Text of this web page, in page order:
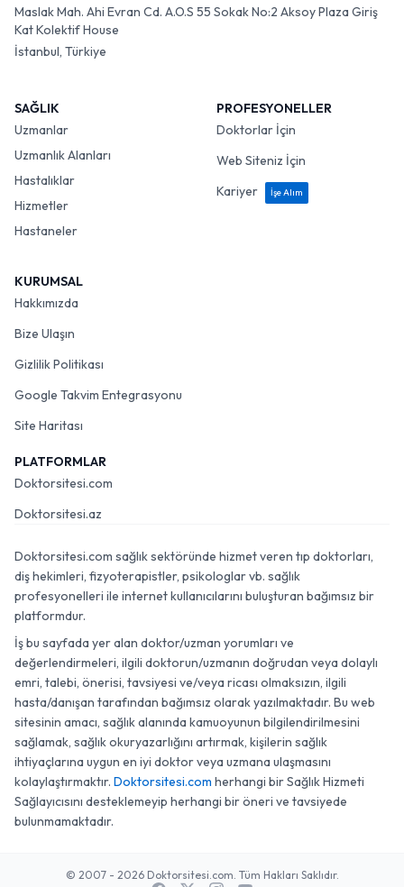
Maslak Mah. Ahi Evran Cd. A.O.S 55 Sokak No:2 Aksoy Plaza Giriş
Kat Kolektif House
İstanbul, Türkiye
SAĞLIK
Uzmanlar
Uzmanlık Alanları
Hastalıklar
Hizmetler
Hastaneler
PROFESYONELLER
Doktorlar İçin
Web Siteniz İçin
Kariyer
İşe Alım
KURUMSAL
Hakkımızda
Bize Ulaşın
Gizlilik Politikası
Google Takvim Entegrasyonu
Site Haritası
PLATFORMLAR
Doktorsitesi.com
Doktorsitesi.az
Doktorsitesi.com sağlık sektöründe hizmet veren tıp doktorları,
diş hekimleri, fizyoterapistler, psikologlar vb. sağlık
profesyonelleri ile internet kullanıcılarını buluşturan bağımsız bir
platformdur.
İş bu sayfada yer alan doktor/uzman yorumları ve
değerlendirmeleri, ilgili doktorun/uzmanın doğrudan veya dolaylı
emri, talebi, önerisi, tavsiyesi ve/veya ricası olmaksızın, ilgili
hasta/danışan tarafından bağımsız olarak yazılmaktadır. Bu web
sitesinin amacı, sağlık alanında kamuoyunun bilgilendirilmesini
sağlamak, sağlık okuryazarlığını artırmak, kişilerin sağlık
ihtiyaçlarına uygun en iyi doktor veya uzmana ulaşmasını
kolaylaştırmaktır. Doktorsitesi.com herhangi bir Sağlık Hizmeti
Sağlayıcısını desteklemeyip herhangi bir öneri ve tavsiyede
bulunmamaktadır.
© 2007 - 2026 Doktorsitesi.com. Tüm Hakları Saklıdır.